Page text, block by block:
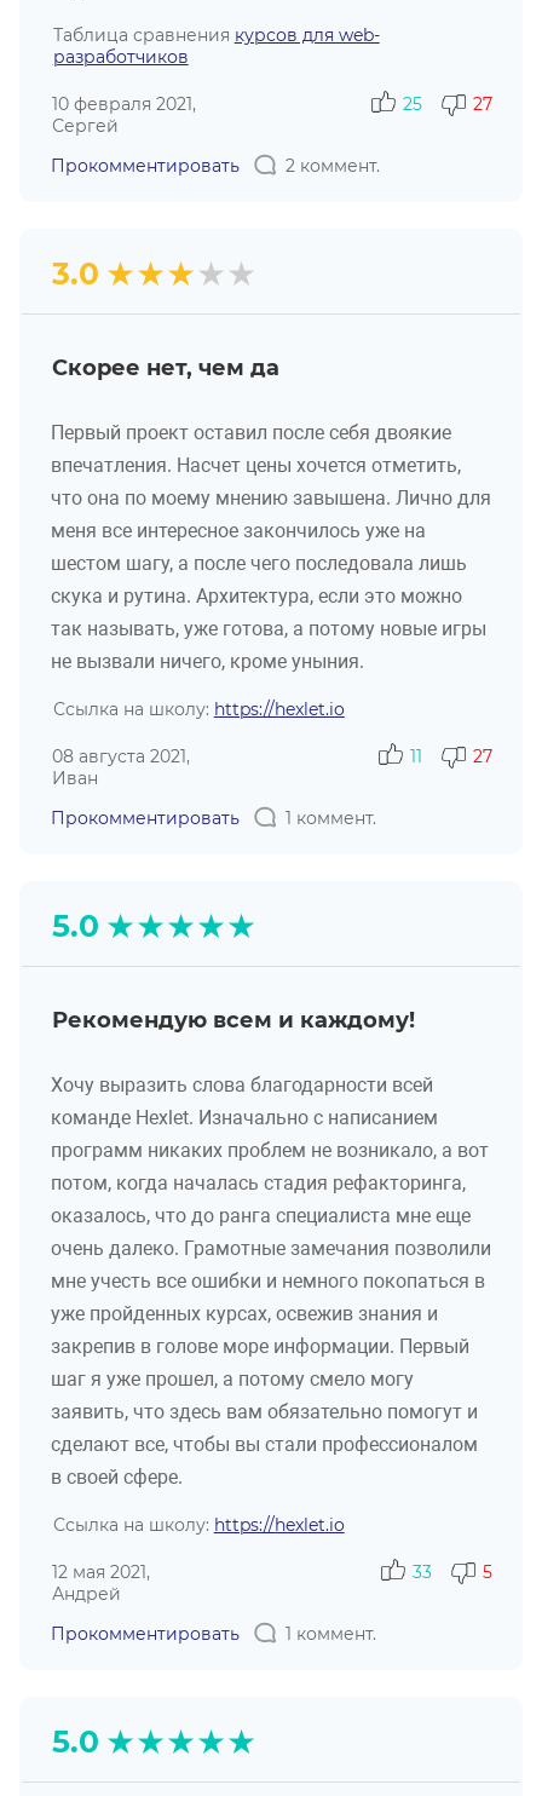
Таблица сравнения курсов для web-
разработчиков
10 февраля 2021,
Сергей
Прокомментировать
2 коммент.
27
25
3.0 ★★★★★
Скорее нет, чем да
Первый проект оставил после себя двоякие
впечатления. Насчет цены хочется отметить,
что она по моему мнению завышена. Лично для
меня все интересное закончилось уже на
шестом шагу, а после чего последовала лишь
скука и рутина. Архитектура, если это можно
так называть, уже готова, а потому новые игры
не вызвали ничего, кроме уныния.
Ссылка на школу: https://hexlet.io
08 августа 2021,
Иван
Прокомментировать
1 коммент.
27
11
5.0 ★★★★★
Рекомендую всем и каждому!
Хочу выразить слова благодарности всей
команде Hexlet. Изначально с написанием
программ никаких проблем не возникало, а вот
потом, когда началась стадия рефакторинга,
оказалось, что до ранга специалиста мне еще
очень далеко. Грамотные замечания позволили
мне учесть все ошибки и немного покопаться в
уже пройденных курсах, освежив знания и
закрепив в голове море информации. Первый
шаг я уже прошел, а потому смело могу
заявить, что здесь вам обязательно помогут и
сделают все, чтобы вы стали профессионалом
в своей сфере.
Ссылка на школу: https://hexlet.io
12 мая 2021,
Андрей
Прокомментировать
1 коммент.
5
33
5.0 ★★★★★